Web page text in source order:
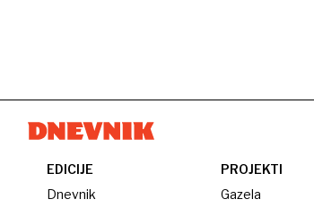
EDICIJE
Dnevnik
PROJEKTI
Gazela